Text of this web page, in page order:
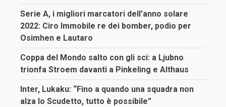
Serie A, i migliori marcatori dell’anno solare
2022: Ciro Immobile re dei bomber, podio per
Osimhen e Lautaro
Coppa del Mondo salto con gli sci: a Ljubno
trionfa Stroem davanti a Pinkeling e Althaus
Inter, Lukaku: “Fino a quando una squadra non
alza lo Scudetto, tutto è possibile”